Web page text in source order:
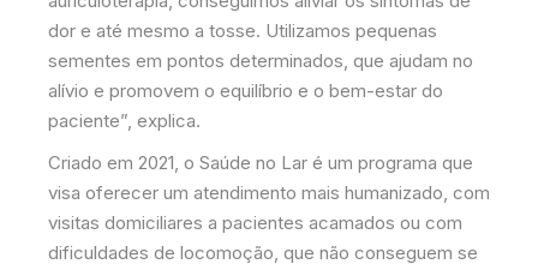
dor e até mesmo a tosse. Utilizamos pequenas
sementes em pontos determinados, que ajudam no
alívio e promovem o equilíbrio e o bem-estar do
paciente”, explica.
Criado em 2021, o Saúde no Lar é um programa que
visa oferecer um atendimento mais humanizado, com
visitas domiciliares a pacientes acamados ou com
dificuldades de locomoção, que não conseguem se